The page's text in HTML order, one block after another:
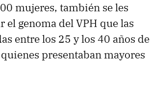
mujeres, también se les
genoma del VPH que las
entre los 25 y los 40 años de
presentaban mayores